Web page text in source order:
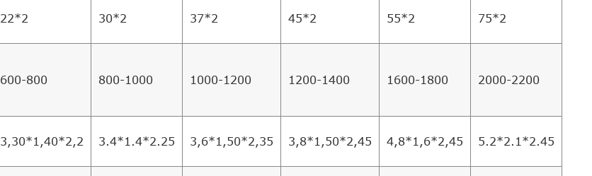
22*2 30*2 37*2 45*2 55*2 75*2
600-800 800-1000 1000-1200 1200-1400 1600-1800 2000-2200
3,30*1,40*2,2 3.4*1.4*2.25 3,6*1,50*2,35 3,8*1,50*2,45 4,8*1,6*2,45 5.2*2.1*2.45